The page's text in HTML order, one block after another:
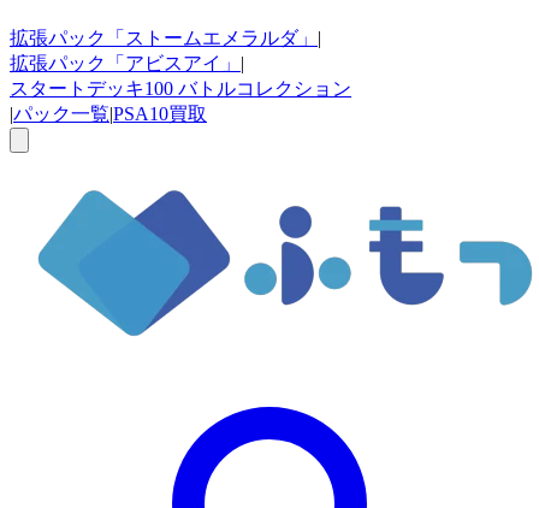
拡張パック 「ストームエメラルダ」 |
拡張パック
「アビスアイ」 |
スタートデッキ100 バトルコレクション
|パック一覧|PSA10買取